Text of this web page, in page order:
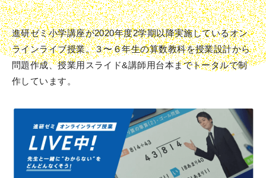
進研ゼミ⼩学講座が2020年度2学期以降実施しているオン
ラインライブ授業。３〜６年⽣の算数教科を授業設計から
問題作成、授業⽤スライド&講師⽤台本までトータルで制
作しています。